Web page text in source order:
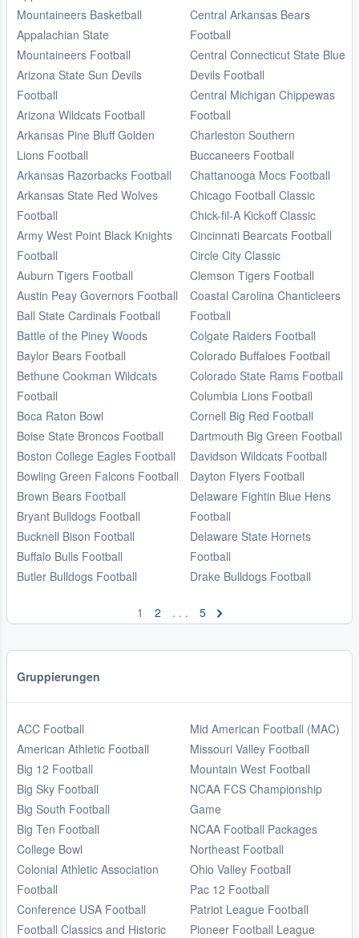
Mountaineers Basketball
Appalachian State
Mountaineers Football
Arizona State Sun Devils
Football
Arizona Wildcats Football
Arkansas Pine Bluff Golden
Lions Football
Arkansas Razorbacks Football
Arkansas State Red Wolves
Football
Army West Point Black Knights
Football
Auburn Tigers Football
Austin Peay Governors Football
Ball State Cardinals Football
Battle of the Piney Woods
Baylor Bears Football
Bethune Cookman Wildcats
Football
Boca Raton Bowl
Boise State Broncos Football
Boston College Eagles Football
Bowling Green Falcons Football
Brown Bears Football
Bryant Bulldogs Football
Bucknell Bison Football
Buffalo Bulls Football
Butler Bulldogs Football
Central Arkansas Bears
Football
Central Connecticut State Blue
Devils Football
Central Michigan Chippewas
Football
Charleston Southern
Buccaneers Football
Chattanooga Mocs Football
Chicago Football Classic
Chick-fil-A Kickoff Classic
Cincinnati Bearcats Football
Circle City Classic
Clemson Tigers Football
Coastal Carolina Chanticleers
Football
Colgate Raiders Football
Colorado Buffaloes Football
Colorado State Rams Football
Columbia Lions Football
Cornell Big Red Football
Dartmouth Big Green Football
Davidson Wildcats Football
Dayton Flyers Football
Delaware Fightin Blue Hens
Football
Delaware State Hornets
Football
Drake Bulldogs Football
1 2 . . . 5
Gruppierungen
ACC Football
American Athletic Football
Big 12 Football
Big Sky Football
Big South Football
Big Ten Football
College Bowl
Colonial Athletic Association
Football
Conference USA Football
Football Classics and Historic
Mid American Football (MAC)
Missouri Valley Football
Mountain West Football
NCAA FCS Championship
Game
NCAA Football Packages
Northeast Football
Ohio Valley Football
Pac 12 Football
Patriot League Football
Pioneer Football League